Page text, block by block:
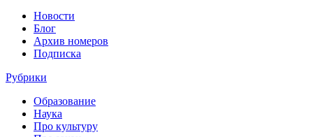
Новости
Блог
Архив номеров
Подписка
Рубрики
Образование
Наука
Про культуру